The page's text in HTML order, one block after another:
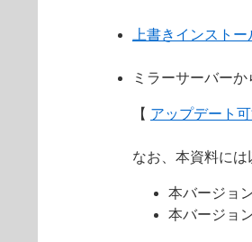
上書きインスト
ミラーサーバー
【 アップデート
なお、本資料には
本バージョ
本バージョ